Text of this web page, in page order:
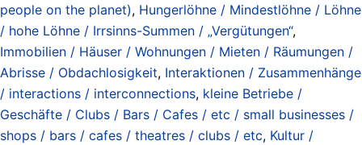
people on the planet), Hungerlöhne / Mindestlöhne / Löhne
/ hohe Löhne / Irrsinns-Summen / „Vergütungen“,
Immobilien / Häuser / Wohnungen / Mieten / Räumungen /
Abrisse / Obdachlosigkeit, Interaktionen / Zusammenhänge
/ interactions / interconnections, kleine Betriebe /
Geschäfte / Clubs / Bars / Cafes / etc / small businesses /
shops / bars / cafes / theatres / clubs / etc, Kultur /